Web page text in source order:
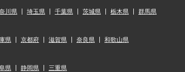
川県 埼玉県 千葉県 茨城県 栃木県 群馬県
県 京都府 滋賀県 奈良県 和歌山県
県 静岡県 三重県